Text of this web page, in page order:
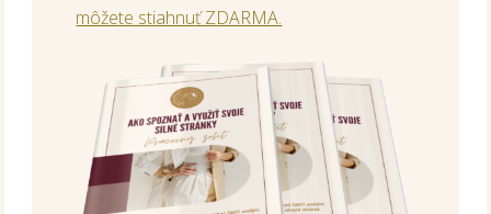
môžete stiahnuť ZDARMA.